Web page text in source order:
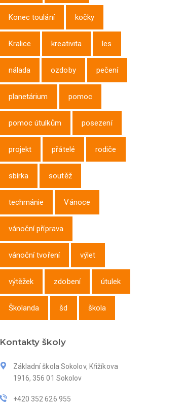
Konec toulání kočky
Kralice kreativita les
nálada ozdoby pečení
planetárium pomoc
pomoc útulkům posezení
projekt přátelé rodiče
sbírka soutěž
techmánie Vánoce
vánoční příprava
vánoční tvoření výlet
výtěžek zdobení útulek
Školanda šd škola
Kontakty školy
Základní škola Sokolov, Křižíkova
1916, 356 01 Sokolov
+420 352 626 955